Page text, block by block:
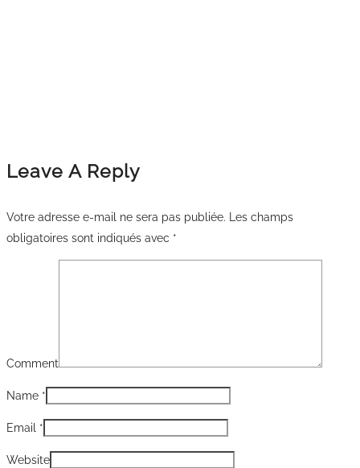
Leave A Reply
Votre adresse e-mail ne sera pas publiée. Les champs
obligatoires sont indiqués avec *
Comment
Name *
Email *
Website